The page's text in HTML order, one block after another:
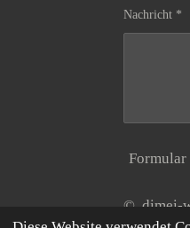
Nachricht *
Formular
©